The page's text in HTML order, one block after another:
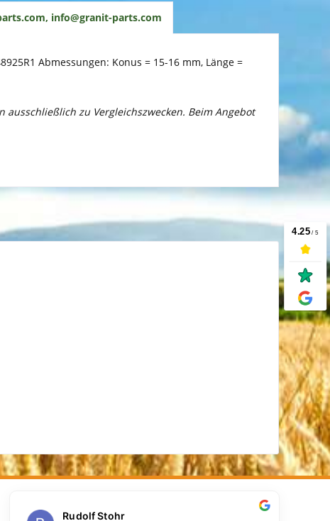
info@granit-parts.com
Abmessungen: Konus = 15-16 mm, Länge =
zu Vergleichszwecken. Beim Angebot